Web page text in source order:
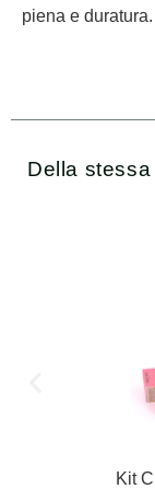
piena e duratura.
Della stessa
Kit